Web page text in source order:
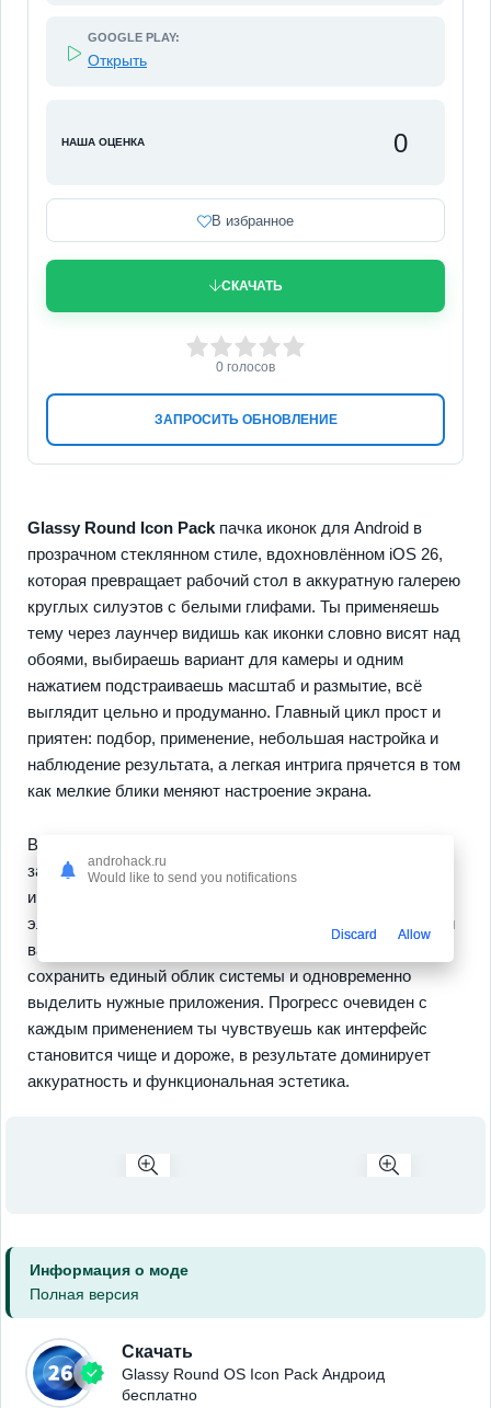
GOOGLE PLAY:
Открыть
НАША ОЦЕНКА 0
В избранное
СКАЧАТЬ
ЗАПРОСИТЬ ОБНОВЛЕНИЕ
3 4 5
0 голосов
Glassy Round Icon Pack пачка иконок для Android в
прозрачном стеклянном стиле, вдохновлённом iOS 26,
которая превращает рабочий стол в аккуратную галерею
круглых силуэтов с белыми глифами. Ты применяешь
тему через лаунчер видишь как иконки словно висят над
обоями, выбираешь вариант для камеры и одним
нажатием подстраиваешь масштаб и размытие, всё
выглядит цельно и продуманно. Главный цикл прост и
приятен: подбор, применение, небольшая настройка и
наблюдение результата, а легкая интрига прячется в том
как мелкие блики меняют настроение экрана.
Внутри пакета есть
запросить недостающие варианты, плюс набор
инструментов для подгонки цвета и краёв. Важные
элементы включают
и
варианты для тёмных и светлых обоев, они помогают
сохранить единый облик системы и одновременно
выделить нужные приложения. Прогресс очевиден с
каждым применением ты чувствуешь как интерфейс
становится чище и дороже, в результате доминирует
аккуратность и функциональная эстетика.
Информация о моде
Полная версия
Скачать
Glassy Round OS Icon Pack Андроид
бесплатно
androhack.ru
Would like to send you notifications
Discard Allow